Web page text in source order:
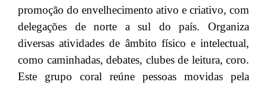
promoção do envelhecimento ativo e criativo, com
delegações de norte a sul do país. Organiza
diversas atividades de âmbito físico e intelectual,
como caminhadas, debates, clubes de leitura, coro.
Este grupo coral reúne pessoas movidas pela